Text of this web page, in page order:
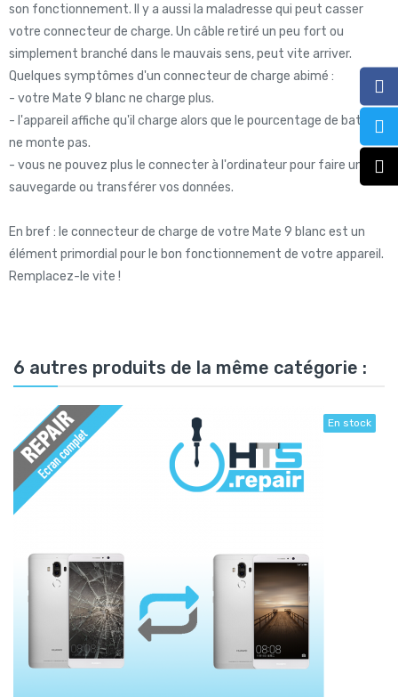
son fonctionnement. Il y a aussi la maladresse qui peut casser
votre connecteur de charge. Un câble retiré un peu fort ou
simplement branché dans le mauvais sens, peut vite arriver.
Quelques symptômes d'un connecteur de charge abimé :
- votre Mate 9 blanc ne charge plus.
- l'appareil affiche qu'il charge alors que le pourcentage de batterie
ne monte pas.
- vous ne pouvez plus le connecter à l'ordinateur pour faire une
sauvegarde ou transférer vos données.
En bref : le connecteur de charge de votre Mate 9 blanc est un
élément primordial pour le bon fonctionnement de votre appareil.
Remplacez-le vite !
6 autres produits de la même catégorie :
En stock